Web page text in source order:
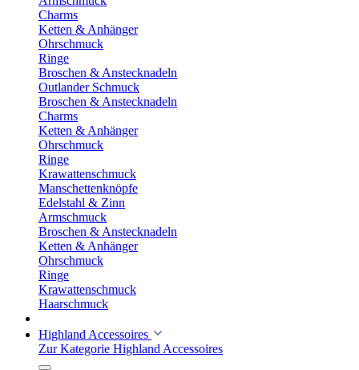
Charms
Ketten & Anhänger
Ohrschmuck
Ringe
Broschen & Anstecknadeln
Outlander Schmuck
Broschen & Anstecknadeln
Charms
Ketten & Anhänger
Ohrschmuck
Ringe
Krawattenschmuck
Manschettenknöpfe
Edelstahl & Zinn
Armschmuck
Broschen & Anstecknadeln
Ketten & Anhänger
Ohrschmuck
Ringe
Krawattenschmuck
Haarschmuck
Highland Accessoires
Zur Kategorie Highland Accessoires